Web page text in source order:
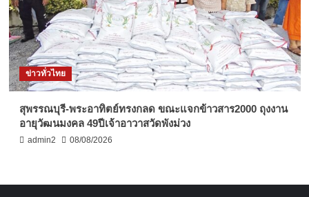
ข่าวทั่วไทย
สุพรรณบุรี-พระอาทิตย์ทรงกลด ขณะแจกข้าวสาร2000 ถุงงาน
อายุวัฒนมงคล 49ปีเจ้าอาวาสวัดพังม่วง
admin2 08/08/2026